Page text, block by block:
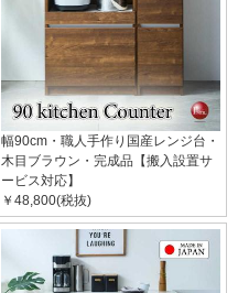
幅90cm・職人手作り国産レンジ台・
木目ブラウン・完成品【搬入設置サ
ービス対応】
￥48,800(税抜)